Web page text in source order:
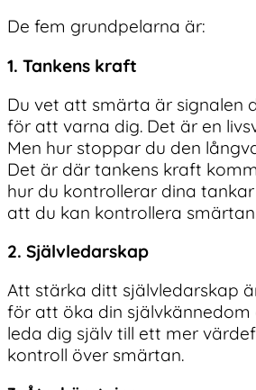
De fem grundpelarna är:
1. Tankens kraft
Du vet att smärta är signalen
för att varna dig. Det är en
Men hur stoppar du den
Det är där tankens kraft
hur du kontrollerar dina
att du kan kontrollera
2. Självledarskap
Att stärka ditt självledarskap
för att öka din självkännedom
leda dig själv till ett mer
kontroll över smärtan.